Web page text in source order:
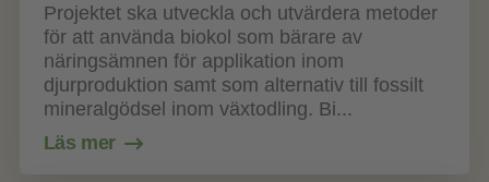
Projektet ska utveckla och utvärdera metoder
för att använda biokol som bärare av
näringsämnen för applikation inom
djurproduktion samt som alternativ till fossilt
mineralgödsel inom växtodling. Bi...
Läs mer